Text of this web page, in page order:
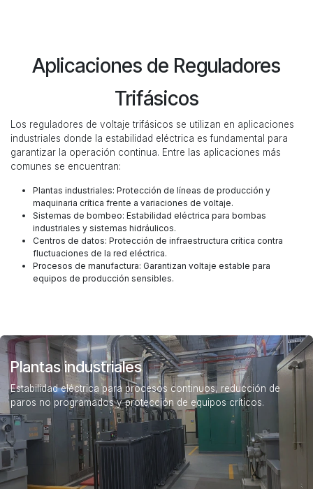
Aplicaciones de Reguladores
Trifásicos
Los reguladores de voltaje trifásicos se utilizan en aplicaciones
industriales donde la estabilidad eléctrica es fundamental para
garantizar la operación continua. Entre las aplicaciones más
comunes se encuentran:
​Plantas industriales: Protección de líneas de producción y
maquinaria crítica frente a variaciones de voltaje.
Sistemas de bombeo: Estabilidad eléctrica para bombas
industriales y sistemas hidráulicos.
Centros de datos: Protección de infraestructura crítica contra
fluctuaciones de la red eléctrica.
Procesos de manufactura: Garantizan voltaje estable para
equipos de producción sensibles.
Plantas industriales
Estabilidad eléctrica para procesos continuos, reducción de
paros no programados y protección de equipos críticos.